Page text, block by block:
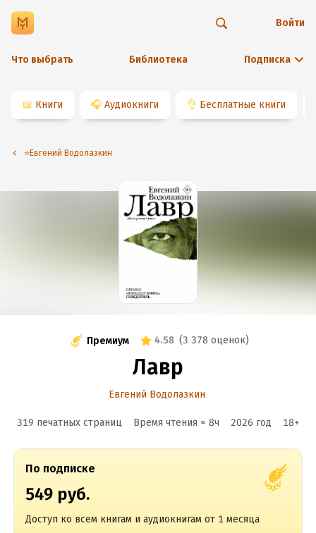
Что выбрать Библиотека Подписка
Войти
📖 Книги 🎧 Аудиокниги 👌 Бесплатные книги
⭐️Евгений Водолазкин
Премиум 4.58 (3 378 оценок)
Лавр
Евгений Водолазкин
319 печатных страниц Время чтения ≈ 8ч 2026 год 18+
По подписке
549 руб.
Доступ ко всем книгам и аудиокнигам от 1 месяца